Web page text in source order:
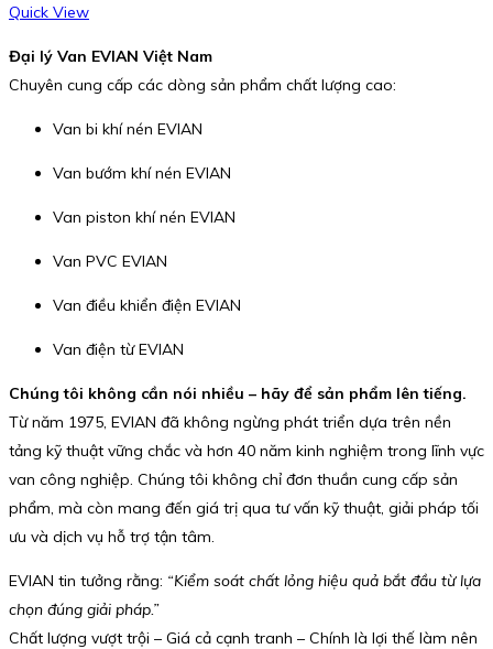
Quick View
Đại lý Van EVIAN Việt Nam
Chuyên cung cấp các dòng sản phẩm chất lượng cao:
Van bi khí nén EVIAN
Van bướm khí nén EVIAN
Van piston khí nén EVIAN
Van PVC EVIAN
Van điều khiển điện EVIAN
Van điện từ EVIAN
Chúng tôi không cần nói nhiều – hãy để sản phẩm lên tiếng.
Từ năm 1975, EVIAN đã không ngừng phát triển dựa trên nền
tảng kỹ thuật vững chắc và hơn 40 năm kinh nghiệm trong lĩnh vực
van công nghiệp. Chúng tôi không chỉ đơn thuần cung cấp sản
phẩm, mà còn mang đến giá trị qua tư vấn kỹ thuật, giải pháp tối
ưu và dịch vụ hỗ trợ tận tâm.
EVIAN tin tưởng rằng: “Kiểm soát chất lỏng hiệu quả bắt đầu từ lựa
chọn đúng giải pháp.”
Chất lượng vượt trội – Giá cả cạnh tranh – Chính là lợi thế làm nên